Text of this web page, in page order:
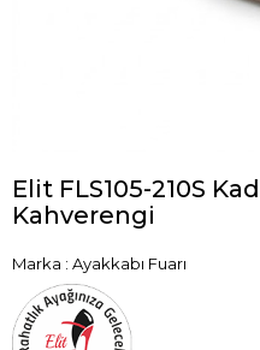
Elit FLS105-210S
Kahverengi
Marka : Ayakkabı Fuarı